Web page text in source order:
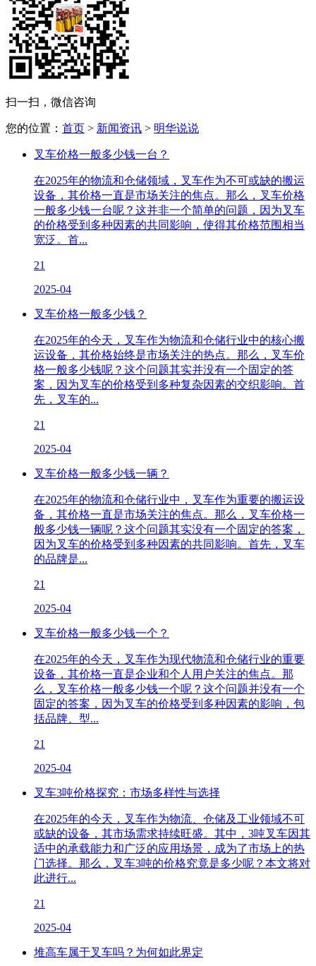
扫一扫，微信咨询
您的位置： 首页 > 新闻资讯 > 明华说说
叉车价格一般多少钱一台？
在2025年的物流和仓储领域，叉车作为不可或缺的搬运
设备，其价格一直是市场关注的焦点。那么，叉车价格
一般多少钱一台呢？这并非一个简单的问题，因为叉车
的价格受到多种因素的共同影响，使得其价格范围相当
宽泛。首...
21
2025-04
叉车价格一般多少钱？
在2025年的今天，叉车作为物流和仓储行业中的核心搬
运设备，其价格始终是市场关注的热点。那么，叉车价
格一般多少钱呢？这个问题其实并没有一个固定的答
案，因为叉车的价格受到多种复杂因素的交织影响。首
先，叉车的...
21
2025-04
叉车价格一般多少钱一辆？
在2025年的物流和仓储行业中，叉车作为重要的搬运设
备，其价格一直是市场关注的焦点。那么，叉车价格一
般多少钱一辆呢？这个问题其实没有一个固定的答案，
因为叉车的价格受到多种因素的共同影响。首先，叉车
的品牌是...
21
2025-04
叉车价格一般多少钱一个？
在2025年的今天，叉车作为现代物流和仓储行业的重要
设备，其价格一直是企业和个人用户关注的焦点。那
么，叉车价格一般多少钱一个呢？这个问题并没有一个
固定的答案，因为叉车的价格受到多种因素的影响，包
括品牌、型...
21
2025-04
叉车3吨价格探究：市场多样性与选择
在2025年的今天，叉车作为物流、仓储及工业领域不可
或缺的设备，其市场需求持续旺盛。其中，3吨叉车因其
适中的承载能力和广泛的应用场景，成为了市场上的热
门选择。那么，叉车3吨的价格究竟是多少呢？本文将对
此进行...
21
2025-04
堆高车属于叉车吗？为何如此界定